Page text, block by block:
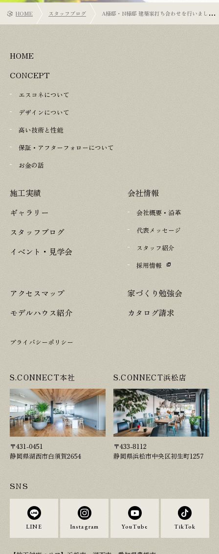
HOME スタッフブログ A様邸・N様邸 建築家打ち合わせを行いまし
HOME
CONCEPT
エスコネについて
デザインについて
高い技術と性能
保証・アフターフォローについて
お金の話
施工実績
ギャラリー
スタッフブログ
イベント・見学会
会社情報
会社概要・沿革
代表メッセージ
スタッフ紹介
採用情報
アクセスマップ
モデルハウス紹介
家づくり勉強会
カタログ請求
プライバシーポリシー
S.CONNECT本社
〒431-0451
静岡県湖西市白須賀2654
S.CONNECT浜松店
〒433-8112
静岡県浜松市中央区初生町1257
SNS
LINE Instagram YouTube TikTok